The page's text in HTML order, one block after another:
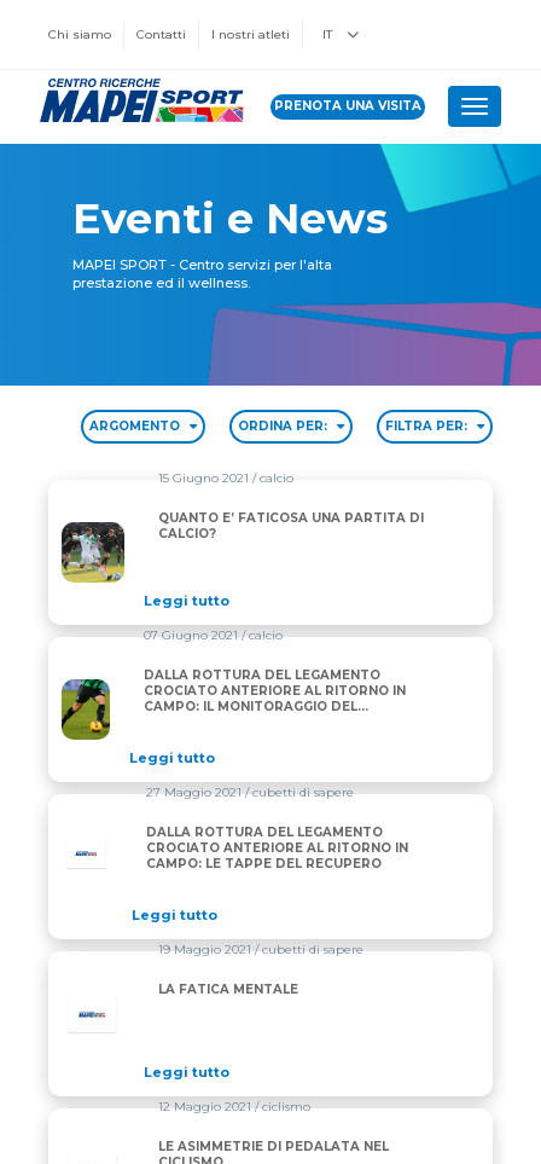
Chi siamo Contatti I nostri atleti IT
PRENOTA UNA VISITA Toggle
Eventi e News
MAPEI SPORT - Centro servizi per l'alta
prestazione ed il wellness.
ARGOMENTO ORDINA PER: FILTRA PER:
QUANTO E’ FATICOSA UNA PARTITA DI CALCIO?
15 Giugno 2021/ calcio
QUANTO E’ FATICOSA UNA PARTITA DI
CALCIO?
Leggi tutto
DALLA ROTTURA DEL LEGAMENTO CROCIATO
07 Giugno 2021/ calcio
DALLA ROTTURA DEL LEGAMENTO
CROCIATO ANTERIORE AL RITORNO IN
CAMPO: IL MONITORAGGIO DEL
Leggi tutto
27 Maggio 2021/ cubetti di sapere
DALLA ROTTURA DEL LEGAMENTO
CROCIATO ANTERIORE AL RITORNO IN
CAMPO: LE TAPPE DEL RECUPERO
Leggi tutto
19 Maggio 2021/ cubetti di sapere
LA FATICA MENTALE
Leggi tutto
12 Maggio 2021/ ciclismo
LE ASIMMETRIE DI PEDALATA NEL